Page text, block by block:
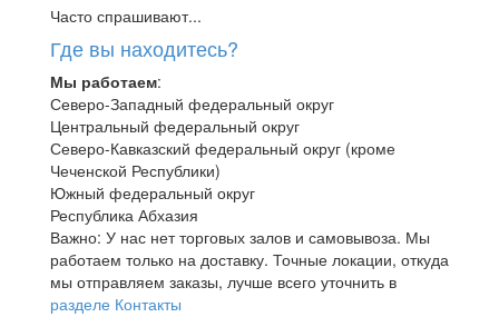
Часто спрашивают...
Где вы находитесь?
Мы работаем:
Северо-Западный федеральный округ
Центральный федеральный округ
Северо-Кавказский федеральный округ (кроме
Чеченской Республики)
Южный федеральный округ
Республика Абхазия
Важно: У нас нет торговых залов и самовывоза. Мы
работаем только на доставку. Точные локации, откуда
мы отправляем заказы, лучше всего уточнить в
разделе Контакты